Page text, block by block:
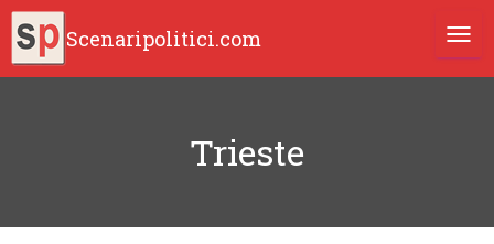
Scenaripolitici.com
Trieste